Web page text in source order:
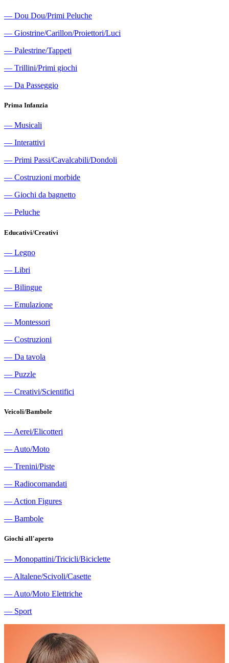
― Dou Dou/Primi Peluche
― Giostrine/Carillon/Proiettori/Luci
― Palestrine/Tappeti
― Trillini/Primi giochi
― Da Passeggio
Prima Infanzia
― Musicali
― Interattivi
― Primi Passi/Cavalcabili/Dondoli
― Costruzioni morbide
― Giochi da bagnetto
― Peluche
Educativi/Creativi
― Legno
― Libri
― Bilingue
― Emulazione
― Montessori
― Costruzioni
― Da tavola
― Puzzle
― Creativi/Scientifici
Veicoli/Bambole
― Aerei/Elicotteri
― Auto/Moto
― Trenini/Piste
― Radiocomandati
― Action Figures
― Bambole
Giochi all'aperto
― Monopattini/Tricicli/Biciclette
― Altalene/Scivoli/Casette
― Auto/Moto Elettriche
― Sport